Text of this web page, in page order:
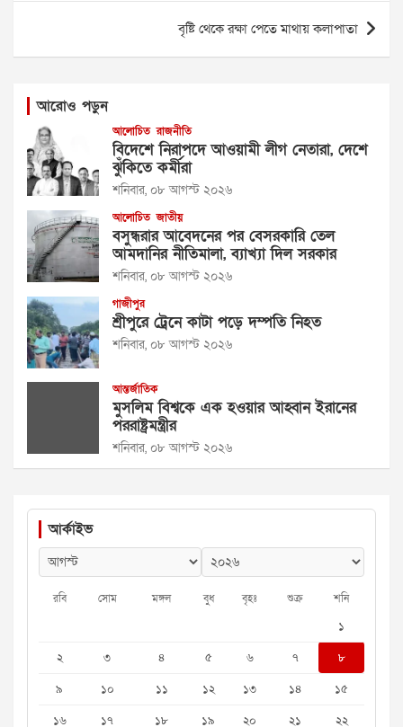
বৃষ্টি থেকে রক্ষা পেতে মাথায় কলাপাতা
আরোও পড়ুন
আলোচিত রাজনীতি
বিদেশে নিরাপদে আওয়ামী লীগ নেতারা, দেশে
ঝুঁকিতে কর্মীরা
শনিবার, ০৮ আগস্ট ২০২৬
আলোচিত জাতীয়
বসুন্ধরার আবেদনের পর বেসরকারি তেল
আমদানির নীতিমালা, ব্যাখ্যা দিল সরকার
শনিবার, ০৮ আগস্ট ২০২৬
গাজীপুর
শ্রীপুরে ট্রেনে কাটা পড়ে দম্পতি নিহত
শনিবার, ০৮ আগস্ট ২০২৬
আন্তর্জাতিক
মুসলিম বিশ্বকে এক হওয়ার আহ্বান ইরানের
পররাষ্ট্রমন্ত্রীর
শনিবার, ০৮ আগস্ট ২০২৬
আর্কাইভ
রবি সোম মঙ্গল বুধ বৃহঃ শুক্র শনি
১
২
৩ ৪ ৫ ৬ ৭
৮
৯
১০ ১১ ১২ ১৩ ১৪
১৫
১৬
১৭ ১৮ ১৯ ২০ ২১ ২২